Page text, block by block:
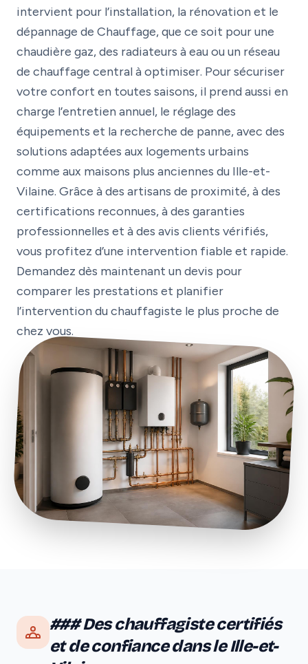
intervient pour l’installation, la rénovation et le
dépannage de Chauffage, que ce soit pour une
chaudière gaz, des radiateurs à eau ou un réseau
de chauffage central à optimiser. Pour sécuriser
votre confort en toutes saisons, il prend aussi en
charge l’entretien annuel, le réglage des
équipements et la recherche de panne, avec des
solutions adaptées aux logements urbains
comme aux maisons plus anciennes du Ille-et-
Vilaine. Grâce à des artisans de proximité, à des
certifications reconnues, à des garanties
professionnelles et à des avis clients vérifiés,
vous profitez d’une intervention fiable et rapide.
Demandez dès maintenant un devis pour
comparer les prestations et planifier
l’intervention du chauffagiste le plus proche de
chez vous.
### Des chauffagiste certifiés
et de confiance dans le Ille-et-